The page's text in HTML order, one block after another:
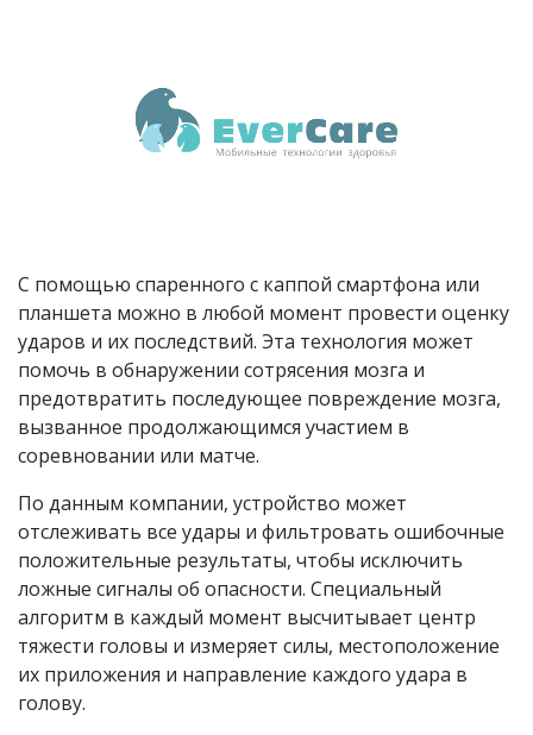
С помощью спаренного с каппой смартфона или
планшета можно в любой момент провести оценку
ударов и их последствий. Эта технология может
помочь в обнаружении сотрясения мозга и
предотвратить последующее повреждение мозга,
вызванное продолжающимся участием в
соревновании или матче.
По данным компании, устройство может
отслеживать все удары и фильтровать ошибочные
положительные результаты, чтобы исключить
ложные сигналы об опасности. Специальный
алгоритм в каждый момент высчитывает центр
тяжести головы и измеряет силы, местоположение
их приложения и направление каждого удара в
голову.